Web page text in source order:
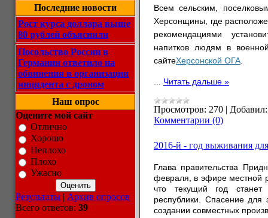
Последние новости
Рост курса доллара выше
80 рублей объяснили
Посольство России в
Германии ответило на
обвинения в организации
инцидента с дроном
Наш опрос
Оцените мой сайт
Отлично
Хорошо
Неплохо
Плохо
Ужасно
Результаты | Архив опросов
Всего ответов: 39
Всем сельским,
Херсонщины, где
рекомендациями
напитков людям в
сайтеХерсонской ОГА
Читать дальше »
Просмотров: 270 | Добавил:
Комментарии (0)
2016-й - год выживания
Глава правительства
февраля, в эфире местной
что текущий год
республики. Спасение для
создании совместных